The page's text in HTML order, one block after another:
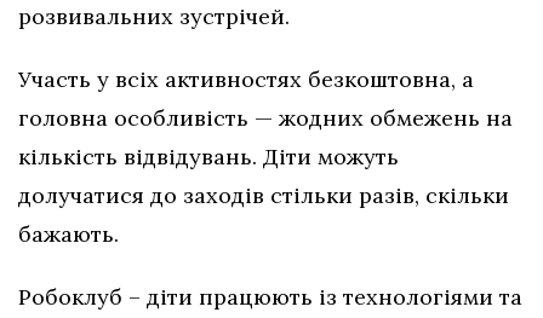
розвивальних зустрічей.
Участь у всіх активностях безкоштовна, а
головна особливість — жодних обмежень на
кількість відвідувань. Діти можуть
долучатися до заходів стільки разів, скільки
бажають.
Робоклуб – діти працюють із технологіями та